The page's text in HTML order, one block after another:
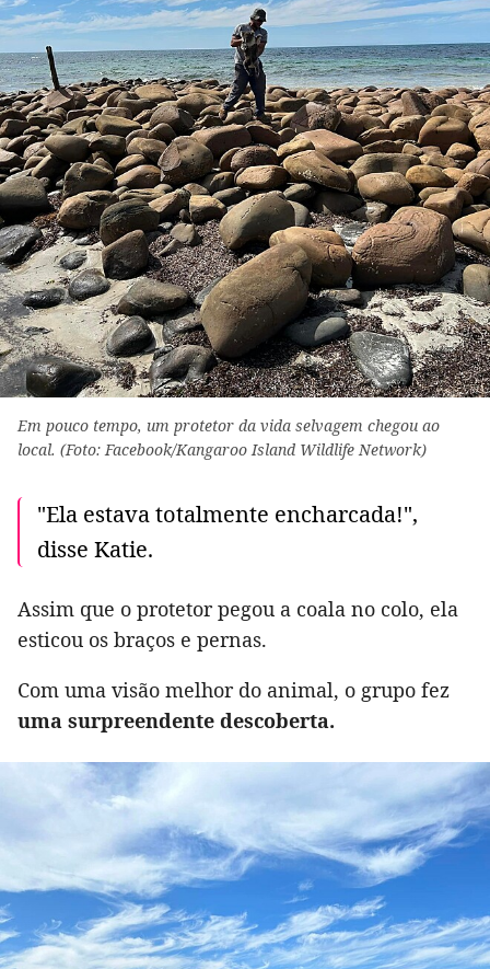
Em pouco tempo, um protetor da vida selvagem chegou ao
local. (Foto: Facebook/Kangaroo Island Wildlife Network)
"Ela estava totalmente encharcada!",
disse Katie.
Assim que o protetor pegou a coala no colo, ela
esticou os braços e pernas.
Com uma visão melhor do animal, o grupo fez
uma surpreendente descoberta.